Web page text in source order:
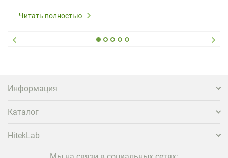
Читать полностью
Информация
Каталог
HitekLab